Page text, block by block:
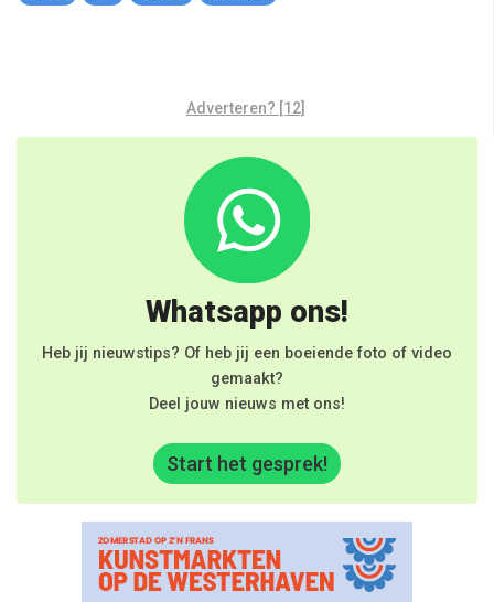
Adverteren? [12]
Whatsapp ons!
Heb jij nieuwstips? Of heb jij een boeiende foto of video
gemaakt?
Deel jouw nieuws met ons!
Start het gesprek!